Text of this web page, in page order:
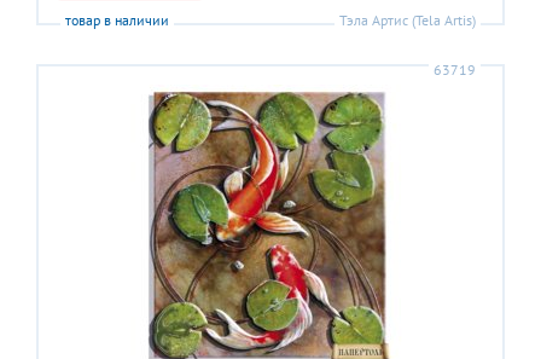
товар в наличии Тэла Артис (Tela Artis)
63719